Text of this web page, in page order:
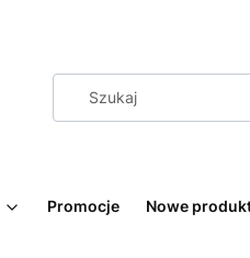
Promocje Nowe